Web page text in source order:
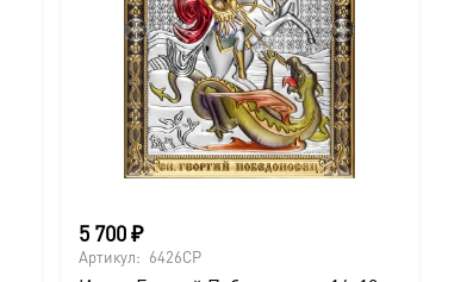
5 700₽
Артикул: 6426CP